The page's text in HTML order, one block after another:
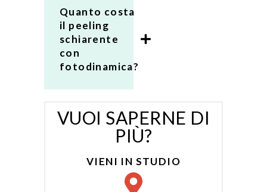
Quanto costa
il peeling
schiarente
con
fotodinamica?
VUOI SAPERNE DI
PIÙ?
VIENI IN STUDIO